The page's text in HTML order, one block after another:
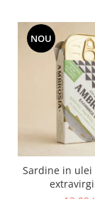
NOU
Sardine in ulei